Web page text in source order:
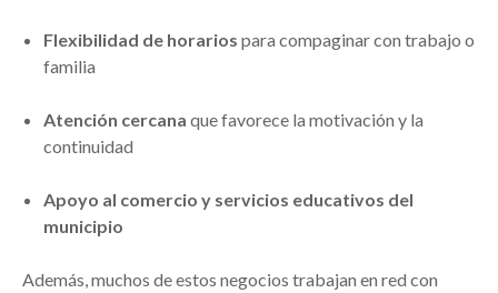
Flexibilidad de horarios para compaginar con trabajo o
familia
Atención cercana que favorece la motivación y la
continuidad
Apoyo al comercio y servicios educativos del
municipio
Además, muchos de estos negocios trabajan en red con